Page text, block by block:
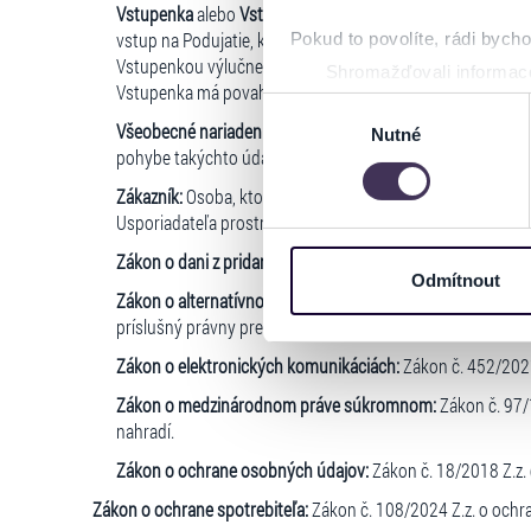
Pokud to povolíte, rádi
Shromažďovali
Identifikovali vaše
Zjistěte více o tom, jak
můžete kdykoliv změnit
informace o vašem zařízení
osobní údaje. Získané
Jaké typy cookies
Nutné
Odmítnout
VstupenkaaleboVstupenky:
Fyzické papierové
vstup na Podujatie, ktorého predaj Zákazníkovi v mene
Vstupenkou výlučne len také povolenie alebo
Vstupenka má povahu ceniny a je chránená podľa
Všeobecné nariadenie o ochrane údajov:Nariadenie
pohybe takýchto údajov, ktorým sa zrušuje smernica 95/
Zákazník:Osoba, ktorá uzatvorila niektorú so Zmlúv, a/
Usporiadateľa prostredníctvom Predajného portálu.
Zákon o dani z pridanej hodnoty:
Zákon o alternatívnom riešení sporov:
Zákon č. 391/
príslušný právny predpis, ktorý ho nahradí.
Zákon o elektronických komunikáciách:Zákon č. 452/
Zákon o medzinárodnom práve súkromnom:Zákon č.
nahradí.
Zákon o ochrane osobných údajov:Zákon č. 18/2018
Zákon o ochrane spotrebiteľa:Zákon č. 108/2024 Z.z. o